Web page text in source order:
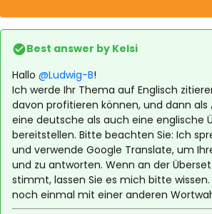
Best answer by Kelsi
Hallo @Ludwig-B!
Ich werde Ihr Thema auf Englisch
davon profitieren können, und dann als
eine deutsche als auch eine englische
bereitstellen. Bitte beachten Sie: Ich
und verwende Google Translate, um
und zu antworten. Wenn an der
stimmt, lassen Sie es mich bitte
noch einmal mit einer anderen